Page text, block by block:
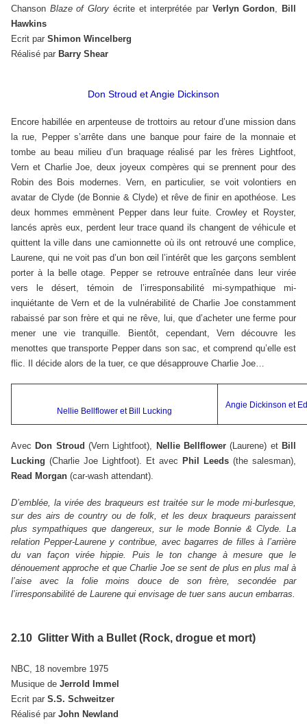
Chanson Blaze of Glory écrite et interprétée par Verlyn Gordon, Bill
Hawkins
Ecrit par Shimon Wincelberg
Réalisé par Barry Shear
Don Stroud et Angie Dickinson
Encore habillée en arpenteuse de trottoirs au retour d’une mission dans
la rue, Pepper s’arrête dans une banque pour faire de la monnaie et
tombe au beau milieu d’un braquage réalisé par les frères Lightfoot,
Vern et Charlie Joe, deux joyeux compères qui se prennent pour des
Robin des Bois modernes. Vern, en particulier, se voit volontiers en
avatar de Clyde (de Bonnie & Clyde) et rêve de finir en apothéose. Les
deux hommes emmènent Pepper dans leur fuite. Crowley et Royster,
lancés après eux, perdent leur trace quand ils changent de véhicule et
quittent la ville dans une camionnette où ils ont retrouvé une complice,
Laurene, qui ne voit pas d’un bon œil l’intérêt que les garçons semblent
porter à la belle otage. Pepper se retrouve entraînée dans leur virée
vers le désert, témoin de l’irresponsabilité mi-sympathique mi-
inquiétante de Vern et de la vulnérabilité de Charlie Joe constamment
rabaissé par son frère et qui ne rêve, lui, que d’acheter une ferme pour
mener une vie tranquille. Bientôt, cependant, Vern découvre les
menottes que transporte Pepper dans son sac, et comprend qu’elle est
flic. Il décide alors de la tuer, ce que désapprouve Charlie Joe…
Nellie Bellflower et Bill Lucking
Angie Dickinson et
Avec Don Stroud(Vern Lightfoot), Nellie Bellflower(Laurene) et Bill
Lucking (Charlie Joe Lightfoot). Et avec Phil Leeds (the salesman),
Read Morgan (car-wash attendant).
D’emblée, la virée des braqueurs est traitée sur le mode mi-burlesque,
sur des airs de country ou de folk, et les deux braqueurs paraissent
plus sympathiques que dangereux, sur le mode Bonnie & Clyde. La
relation Pepper-Laurene y contribue, avec bagarres de filles à l’arrière
du van façon virée hippie. Puis le ton change à mesure que le
dénouement approche et que Charlie Joe se sent de plus en plus mal à
l’aise avec la folie moins douce de son frère, secondée par
l’irresponsabilité de Laurene qui envisage de tuer sans aucun embarras.
2.10 Glitter With a Bullet (Rock, drogue et mort)
NBC, 18 novembre 1975
Musique de Jerrold Immel
Ecrit par S.S. Schweitzer
Réalisé par John Newland